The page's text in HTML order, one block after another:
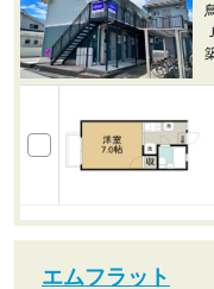
エムフラット